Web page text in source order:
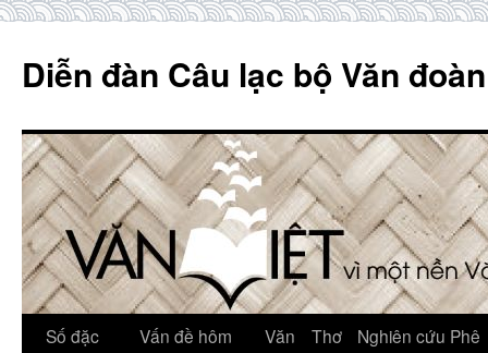
content
Diễn đàn Câu lạc bộ Văn
Số đặc
Vấn đề hôm
Văn Thơ
Nghiên cứu Phê